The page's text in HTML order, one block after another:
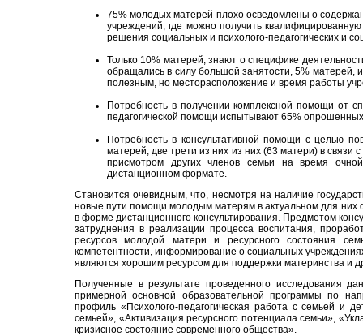
75% молодых матерей плохо осведомлены о
учреждений, где можно получить
решения социальных и психолого-педагогических и
Только 10% матерей, знают о специфике
обращались в силу большой занятости, 5%
полезным, но месторасположение и время работы
Потребность в получении комплексной помощи от
педагогической помощи испытывают 65%
Потребность в консультативной помощи с целью
матерей, две трети из них из них (63 матери) в связи
присмотром других членов семьи на время
дистанционном формате.
Становится очевидным, что, несмотря на наличие
новые пути помощи молодым матерям в актуальном для
в форме дистанционного консультирования. Предметом
затруднения в реализации процесса воспитания,
ресурсов молодой матери и ресурсного состояния
компетентности, информирование о социальных
являются хорошим ресурсом для поддержки материнства и
Полученные в результате проведенного исследования
примерной основной образовательной программы по
профиль «Психолого-педагогическая работа с семьей и
семьей», «Активизация ресурсного потенциала семьи»,
кризисное состояние современного общества».